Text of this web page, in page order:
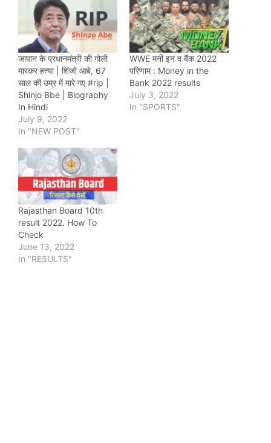
जापान के प्रधानमंत्री की गोली
मारकर हत्या | शिंजो आबे, 67
साल की उम्र में मारे गए #rip |
Shinjo Bbe | Biography
In Hindi
July 9, 2022
In "NEW POST"
WWE मनी इन द बैंक 2022
परिणाम : Money in the
Bank 2022 results
July 3, 2022
In "SPORTS"
Rajasthan Board 10th
result 2022. How To
Check
June 13, 2022
In "RESULTS"